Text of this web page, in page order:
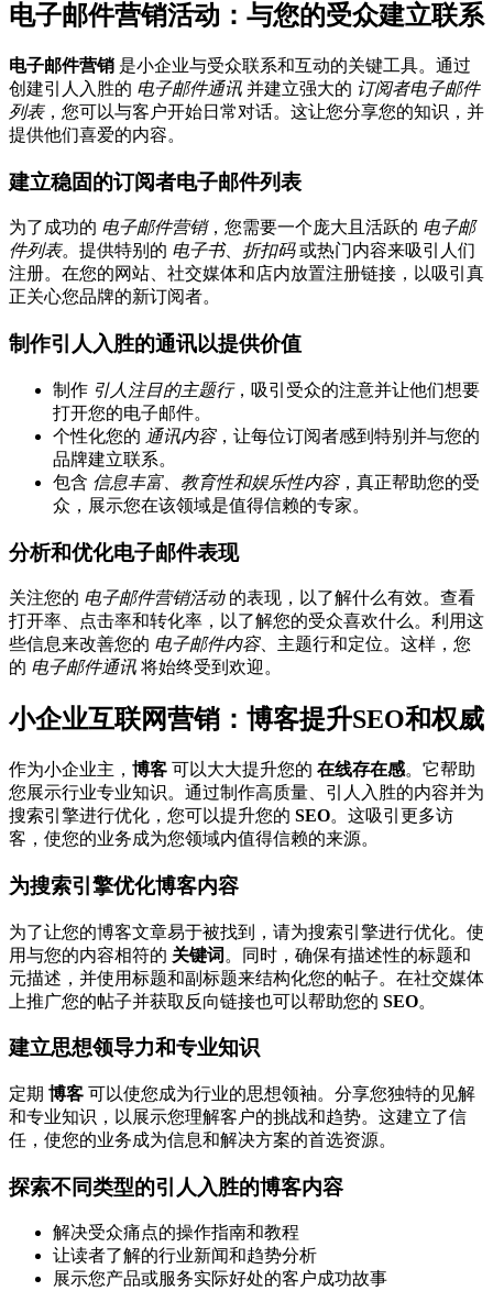
电子邮件营销活动：与您的受众建立联系
电子邮件营销 是小企业与受众联系和互动的关键工具。通过
创建引人入胜的 电子邮件通讯 并建立强大的 订阅者电子邮件
列表，您可以与客户开始日常对话。这让您分享您的知识，并
提供他们喜爱的内容。
建立稳固的订阅者电子邮件列表
为了成功的 电子邮件营销，您需要一个庞大且活跃的 电子邮
件列表。提供特别的 电子书、 折扣码或热门内容来吸引人们
注册。在您的网站、社交媒体和店内放置注册链接，以吸引真
正关心您品牌的新订阅者。
制作引人入胜的通讯以提供价值
制作 引人注目的主题行，吸引受众的注意并让他们想要
打开您的电子邮件。
个性化您的 通讯内容，让每位订阅者感到特别并与您的
品牌建立联系。
包含 信息丰富、教育性和娱乐性内容，真正帮助您的受
众，展示您在该领域是值得信赖的专家。
分析和优化电子邮件表现
关注您的 电子邮件营销活动的表现，以了解什么有效。查看
打开率、点击率和转化率，以了解您的受众喜欢什么。利用这
些信息来改善您的 电子邮件内容、主题行和定位。这样，您
的 电子邮件通讯 将始终受到欢迎。
小企业互联网营销：博客提升SEO和权威
作为小企业主， 博客 可以大大提升您的 在线存在感。它帮助
您展示行业专业知识。通过制作高质量、引人入胜的内容并为
搜索引擎进行优化，您可以提升您的 SEO。这吸引更多访
客，使您的业务成为您领域内值得信赖的来源。
为搜索引擎优化博客内容
为了让您的博客文章易于被找到，请为搜索引擎进行优化。使
用与您的内容相符的 关键词 。同时，确保有描述性的标题和
元描述，并使用标题和副标题来结构化您的帖子。在社交媒体
上推广您的帖子并获取反向链接也可以帮助您的 SEO。
建立思想领导力和专业知识
定期 博客 可以使您成为行业的思想领袖。分享您独特的见解
和专业知识，以展示您理解客户的挑战和趋势。这建立了信
任，使您的业务成为信息和解决方案的首选资源。
探索不同类型的引人入胜的博客内容
解决受众痛点的操作指南和教程
让读者了解的行业新闻和趋势分析
展示您产品或服务实际好处的客户成功故事